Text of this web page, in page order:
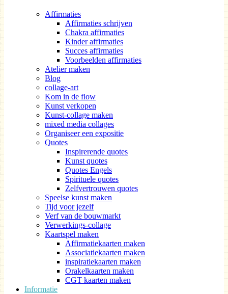
Affirmaties
Affirmaties schrijven
Chakra affirmaties
Kinder affirmaties
Succes affirmaties
Voorbeelden affirmaties
Atelier maken
Blog
collage-art
Kom in de flow
Kunst verkopen
Kunst-collage maken
mixed media collages
Organiseer een expositie
Quotes
Inspirerende quotes
Kunst quotes
Quotes Engels
Spirituele quotes
Zelfvertrouwen quotes
Speelse kunst maken
Tijd voor jezelf
Verf van de bouwmarkt
Verwerkings-collage
Kaartspel maken
Affirmatiekaarten maken
Associatiekaarten maken
inspiratiekaarten maken
Orakelkaarten maken
CGT kaarten maken
Informatie